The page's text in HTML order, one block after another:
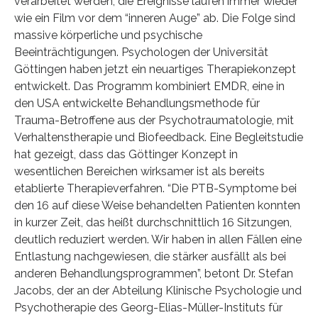
wie ein Film vor dem “inneren Auge” ab. Die Folge sind
massive körperliche und psychische
Beeinträchtigungen. Psychologen der Universität
Göttingen haben jetzt ein neuartiges Therapiekonzept
entwickelt. Das Programm kombiniert EMDR, eine in
den USA entwickelte Behandlungsmethode für
Trauma-Betroffene aus der Psychotraumatologie, mit
Verhaltenstherapie und Biofeedback. Eine Begleitstudie
hat gezeigt, dass das Göttinger Konzept in
wesentlichen Bereichen wirksamer ist als bereits
etablierte Therapieverfahren. “Die PTB-Symptome bei
den 16 auf diese Weise behandelten Patienten konnten
in kurzer Zeit, das heißt durchschnittlich 16 Sitzungen,
deutlich reduziert werden. Wir haben in allen Fällen eine
Entlastung nachgewiesen, die stärker ausfällt als bei
anderen Behandlungsprogrammen”, betont Dr. Stefan
Jacobs, der an der Abteilung Klinische Psychologie und
Psychotherapie des Georg-Elias-Müller-Instituts für